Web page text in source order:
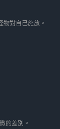
物對自己施放。
的差別。